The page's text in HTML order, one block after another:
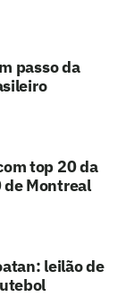
passo da
top 20 da
de Montreal
leilão de